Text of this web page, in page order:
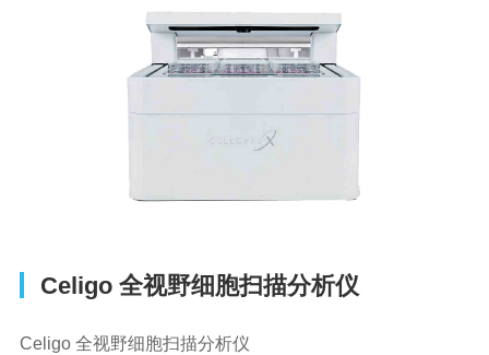
Celigo 全视野细胞扫描分析仪
Celigo 全视野细胞扫描分析仪